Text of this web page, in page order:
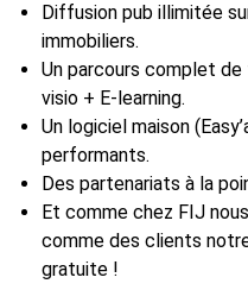
Diffusion pub illimitée
immobiliers.
Un parcours complet
visio + E-learning.
Un logiciel maison
performants.
Des partenariats à la
Et comme chez FIJ
comme des clients
gratuite !